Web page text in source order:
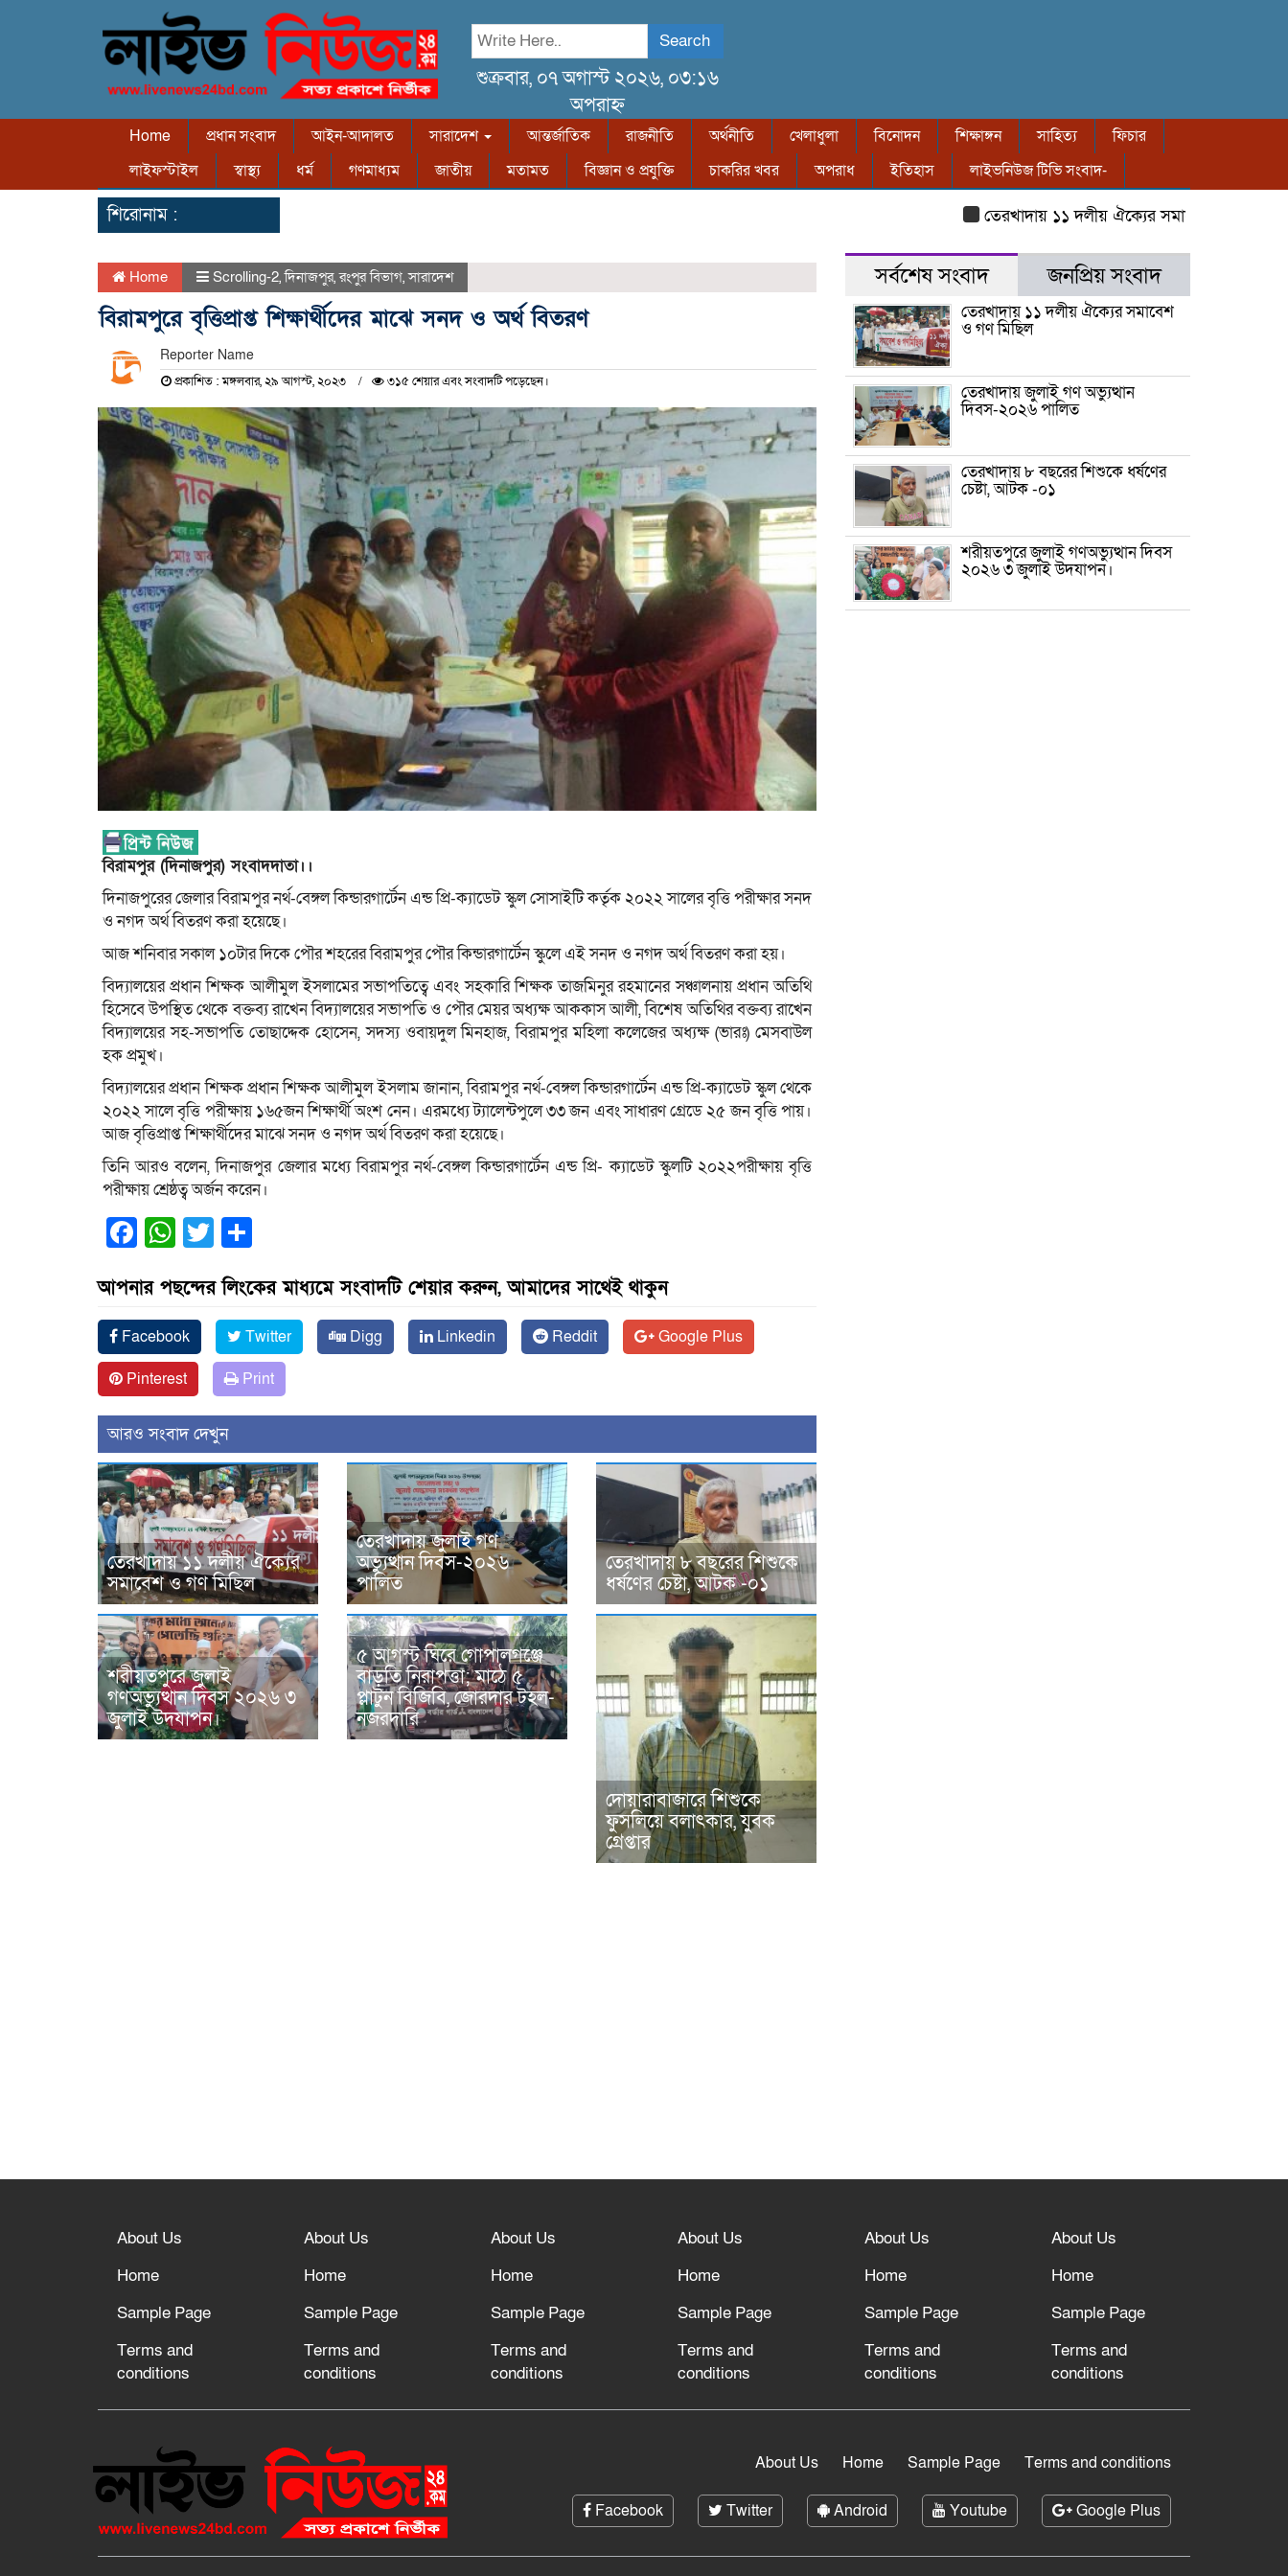
Search
শুক্রবার, ০৭ অগাস্ট ২০২৬, ০৩:১৬
অপরাহ্ন
Home প্রধান সংবাদ আইন-আদালত সারাদেশ আন্তর্জাতিক রাজনীতি অর্থনীতি খেলাধুলা বিনোদন শিক্ষাঙ্গন সাহিত্য
ফিচার
লাইফস্টাইল
স্বাস্থ্য ধর্ম গণমাধ্যম জাতীয় মতামত বিজ্ঞান ও প্রযুক্তি চাকরির খবর অপরাধ ইতিহাস লাইভনিউজ টিভি সংবাদ-
শিরোনাম : তেরখাদায় ১১ দলীয় ঐক্যের সমাবেশ ও গণ মিছিল
Home Scrolling-2,দিনাজপুর,রংপুর বিভাগ,সারাদেশ
বিরামপুরে বৃত্তিপ্রাপ্ত শিক্ষার্থীদের মাঝে সনদ ও অর্থ বিতরণ
Reporter Name
প্রকাশিত : মঙ্গলবার, ২৯ আগস্ট, ২০২৩ ৩১৫ শেয়ার এবং সংবাদটি পড়েছেন।
বিরামপুর (দিনাজপুর) সংবাদদাতা।।
দিনাজপুরের জেলার বিরামপুর নর্থ-বেঙ্গল কিন্ডারগার্টেন এন্ড প্রি-ক্যাডেট স্কুল সোসাইটি কর্তৃক ২০২২ সালের বৃত্তি পরীক্ষার সনদ
ও নগদ অর্থ বিতরণ করা হয়েছে।
আজ শনিবার সকাল ১০টার দিকে পৌর শহরের বিরামপুর পৌর কিন্ডারগার্টেন স্কুলে এই সনদ ও নগদ অর্থ বিতরণ করা হয়।
বিদ্যালয়ের প্রধান শিক্ষক আলীমুল ইসলামের সভাপতিত্বে এবং সহকারি শিক্ষক তাজমিনুর রহমানের সঞ্চালনায় প্রধান অতিথি
হিসেবে উপস্থিত থেকে বক্তব্য রাখেন বিদ্যালয়ের সভাপতি ও পৌর মেয়র অধ্যক্ষ আককাস আলী, বিশেষ অতিথির বক্তব্য রাখেন
বিদ্যালয়ের সহ-সভাপতি তোছাদ্দেক হোসেন, সদস্য ওবায়দুল মিনহাজ, বিরামপুর মহিলা কলেজের অধ্যক্ষ (ভারঃ) মেসবাউল
হক প্রমুখ।
বিদ্যালয়ের প্রধান শিক্ষক প্রধান শিক্ষক আলীমুল ইসলাম জানান, বিরামপুর নর্থ-বেঙ্গল কিন্ডারগার্টেন এন্ড প্রি-ক্যাডেট স্কুল থেকে
২০২২ সালে বৃত্তি পরীক্ষায় ১৬৫জন শিক্ষার্থী অংশ নেন। এরমধ্যে ট্যালেন্টপুলে ৩৩ জন এবং সাধারণ গ্রেডে ২৫ জন বৃত্তি পায়।
আজ বৃত্তিপ্রাপ্ত শিক্ষার্থীদের মাঝে সনদ ও নগদ অর্থ বিতরণ করা হয়েছে।
তিনি আরও বলেন, দিনাজপুর জেলার মধ্যে বিরামপুর নর্থ-বেঙ্গল কিন্ডারগার্টেন এন্ড প্রি- ক্যাডেট স্কুলটি ২০২২পরীক্ষায় বৃত্তি
পরীক্ষায় শ্রেষ্ঠত্ব অর্জন করেন।
Facebook
WhatsApp
Twitter
আপনার পছন্দের লিংকের মাধ্যমে সংবাদটি শেয়ার করুন, আমাদের সাথেই থাকুন
Facebook Twitter Digg Linkedin Reddit
Google Plus
Pinterest
Print
আরও সংবাদ দেখুন
তেরখাদায় ১১ দলীয় ঐক্যের
সমাবেশ ও গণ মিছিল
তেরখাদায় জুলাই গণ
অভ্যুত্থান দিবস-২০২৬
পালিত
তেরখাদায় ৮ বছরের শিশুকে
ধর্ষণের চেষ্টা, আটক -০১
শরীয়তপুরে জুলাই
গণঅভ্যুত্থান দিবস ২০২৬ ৩
জুলাই উদযাপন।
৫ আগস্ট ঘিরে গোপালগঞ্জে
বাড়তি নিরাপত্তা; মাঠে ৫
প্লাটুন বিজিবি, জোরদার টহল-
নজরদারি
দোয়ারাবাজারে শিশুকে
ফুসলিয়ে বলাৎকার, যুবক
গ্রেপ্তার
সর্বশেষ সংবাদ জনপ্রিয় সংবাদ
তেরখাদায় ১১ দলীয় ঐক্যের সমাবেশ
ও গণ মিছিল
তেরখাদায় জুলাই গণ অভ্যুত্থান
দিবস-২০২৬ পালিত
তেরখাদায় ৮ বছরের শিশুকে ধর্ষণের
চেষ্টা, আটক -০১
শরীয়তপুরে জুলাই গণঅভ্যুত্থান দিবস
২০২৬ ৩ জুলাই উদযাপন।
About Us
Home
Sample Page
Terms and
conditions
About Us
Home
Sample Page
Terms and
conditions
About Us
Home
Sample Page
Terms and
conditions
About Us
Home
Sample Page
Terms and
conditions
About Us
Home
Sample Page
Terms and
conditions
About Us
Home
Sample Page
Terms and
conditions
About Us Home Sample Page Terms and conditions
Facebook Twitter Android Youtube Google Plus